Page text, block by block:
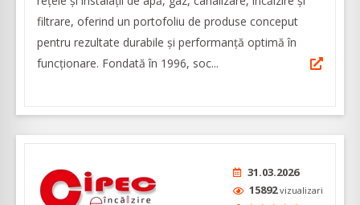
filtrare, oferind un portofoliu de produse conceput
pentru rezultate durabile și performanță optimă în
funcționare. Fondată în 1996, soc...
31.03.2026
15892vizualizari